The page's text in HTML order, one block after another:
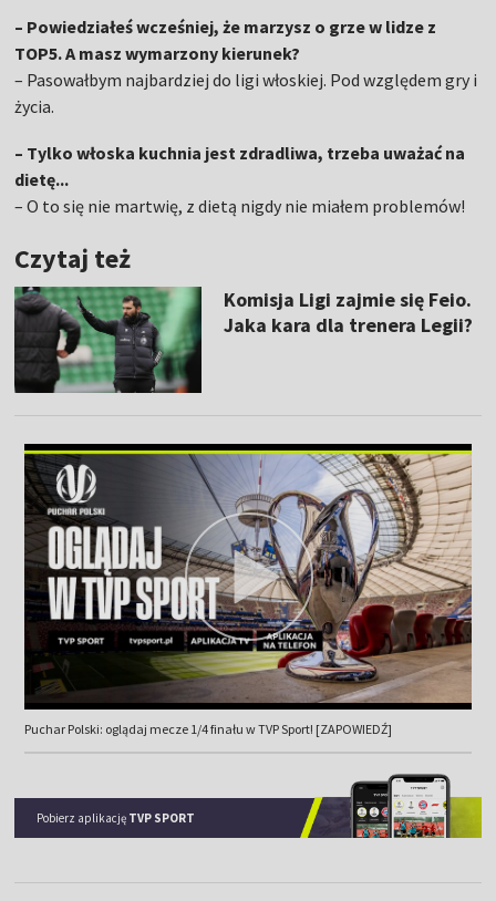
– Powiedziałeś wcześniej, że marzysz o grze w lidze z
TOP5. A masz wymarzony kierunek?
– Pasowałbym najbardziej do ligi włoskiej. Pod względem gry i
życia.
– Tylko włoska kuchnia jest zdradliwa, trzeba uważać na
dietę...
– O to się nie martwię, z dietą nigdy nie miałem problemów!
Czytaj też
Komisja Ligi zajmie się Feio.
Jaka kara dla trenera Legii?
Puchar Polski: oglądaj mecze 1/4 finału w TVP Sport! [ZAPOWIEDŹ]
Pobierz aplikację TVP SPORT